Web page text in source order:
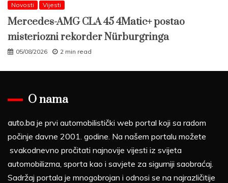
Novosti Vijesti
Mercedes-AMG CLA 45 4Matic+ postao
misteriozni rekorder Nürburgringa
05/08/2026 2 min read
O nama
auto.ba je prvi automobilistički web portal koji sa radom
počinje davne 2001. godine. Na našem portalu možete
svakodnevno pročitati najnovije vijesti iz svijeta
automobilizma, sporta kao i savjete za sigurniji saobraćaj.
Sadržaj portala je mnogobrojan i odnosi se na najrazličitije